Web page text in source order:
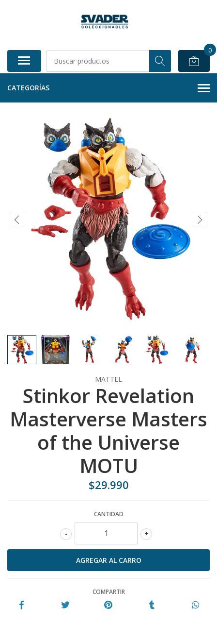
0
CATEGORÍAS
MATTEL
Stinkor Revelation
Masterverse Masters
of the Universe
MOTU
$29.990
CANTIDAD
+
-
COMPARTIR